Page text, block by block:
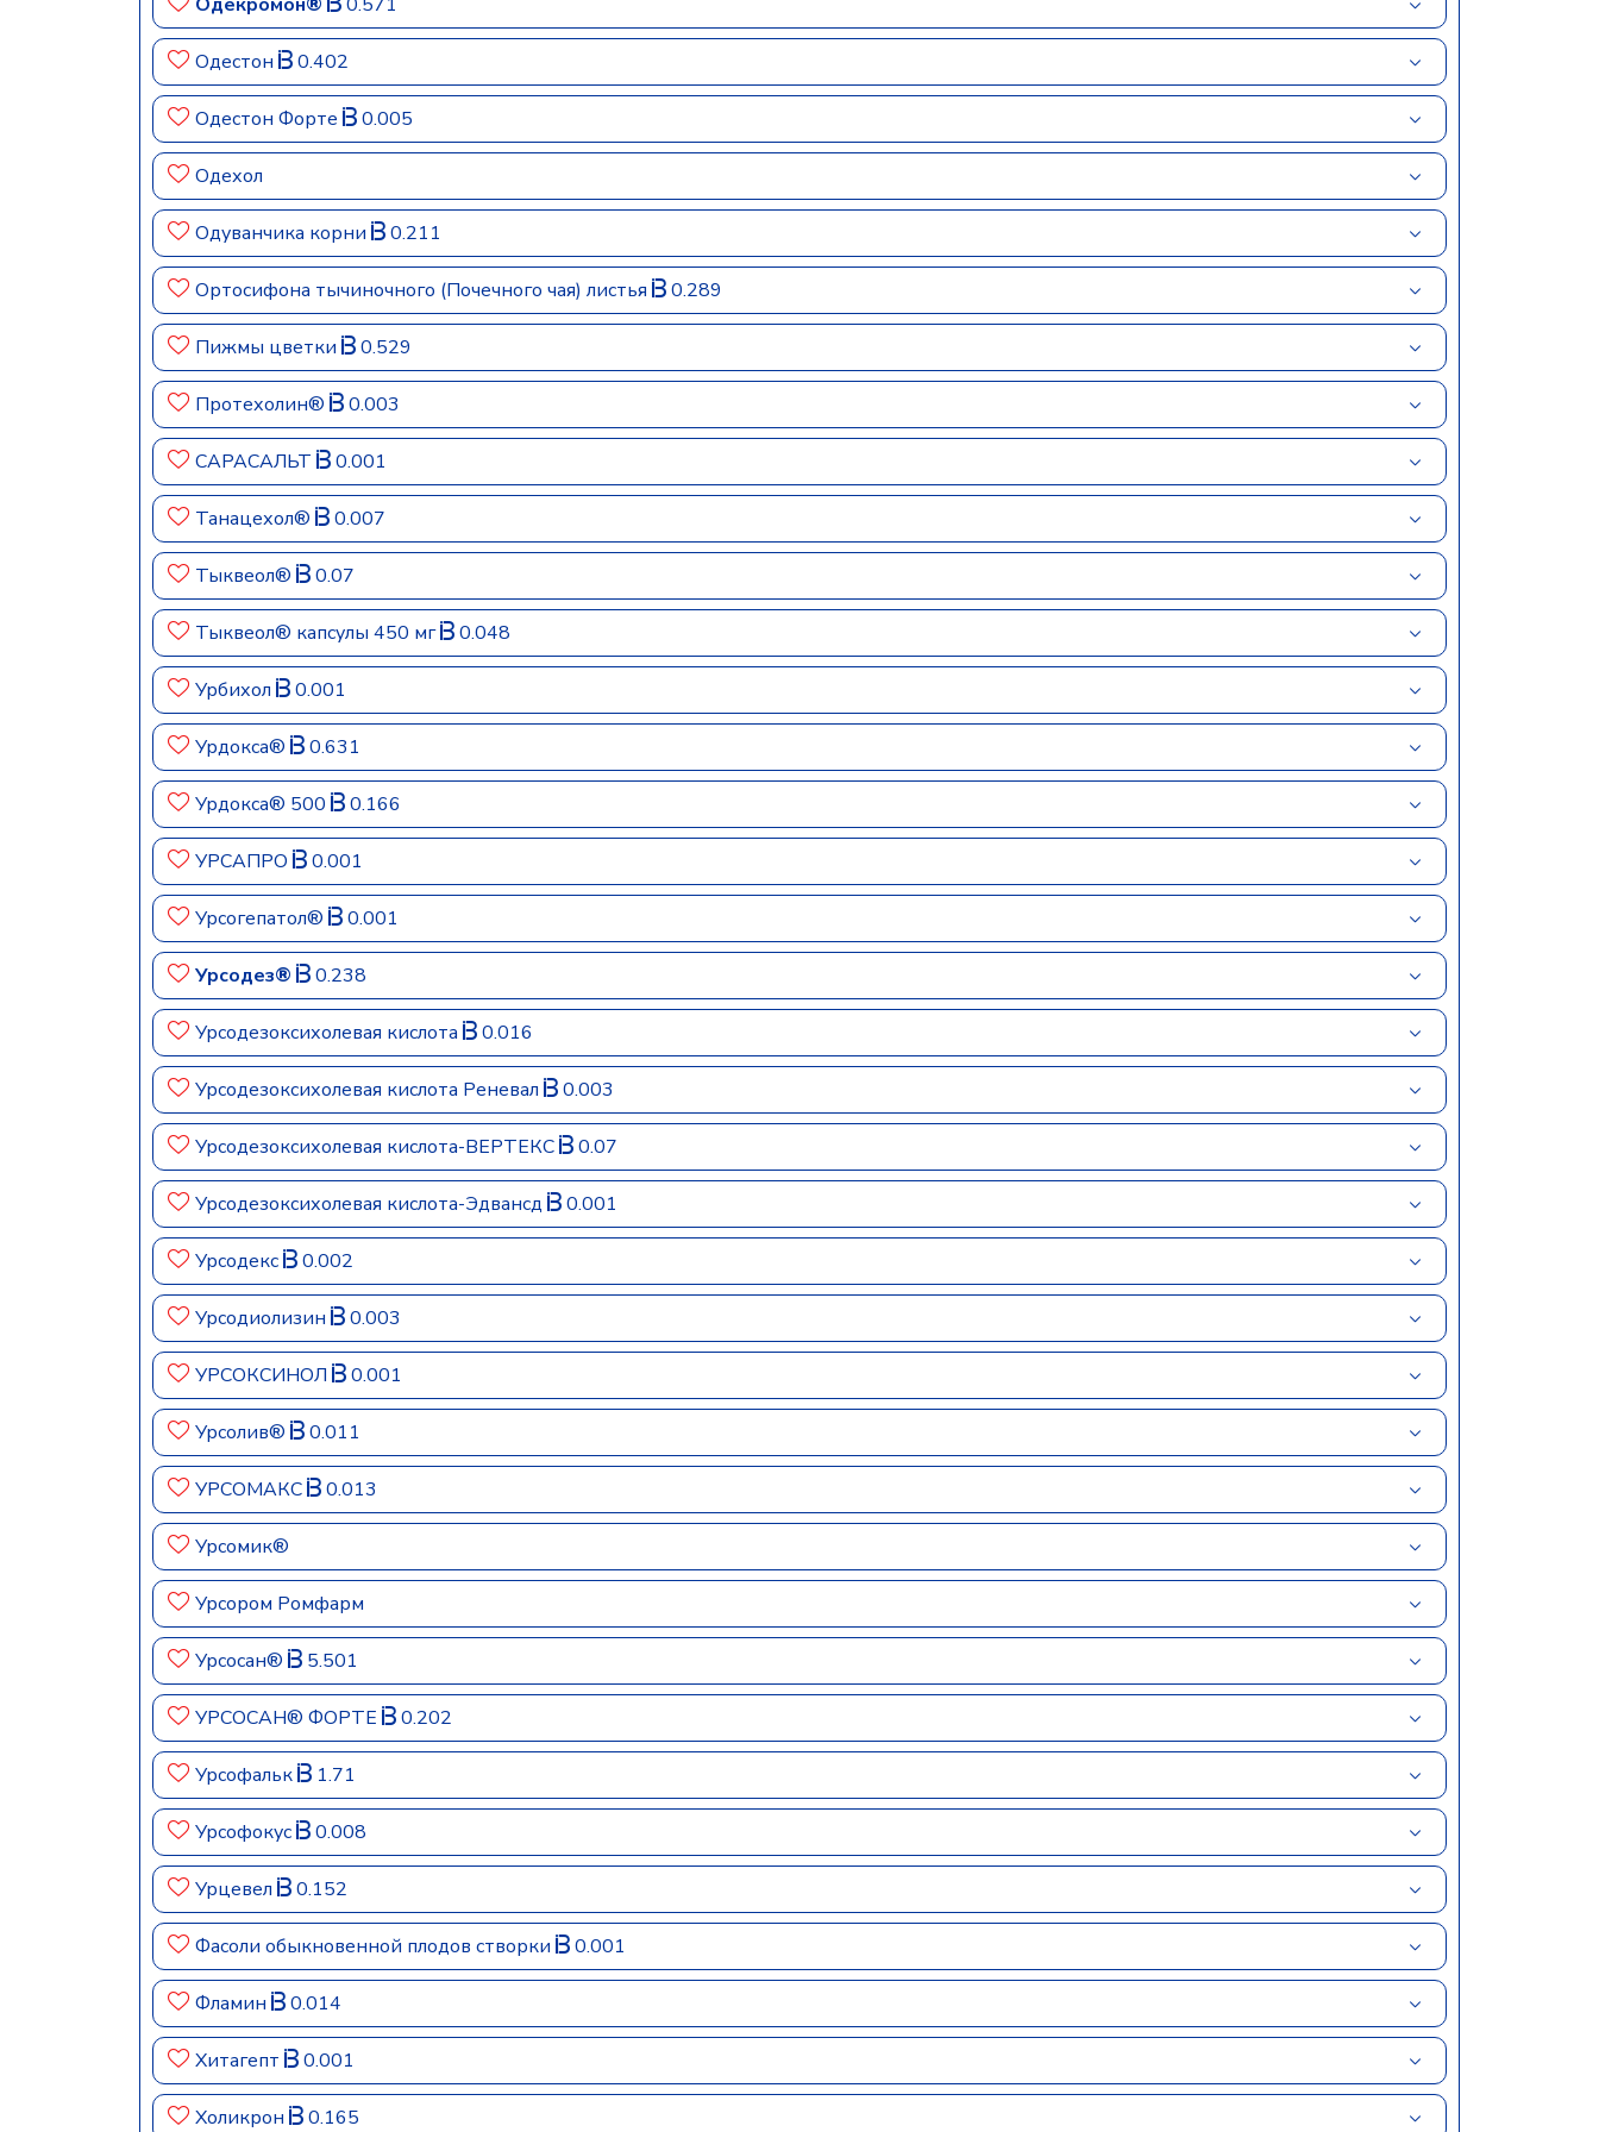
Одестон 0.402
Одестон Форте 0.005
Одехол
Одуванчика корни 0.211
Ортосифона тычиночного (Почечного чая) листья 0.289
Пижмы цветки 0.529
Протехолин® 0.003
САРАСАЛЬТ 0.001
Танацехол® 0.007
Тыквеол® 0.07
Тыквеол® капсулы 450 мг 0.048
Урбихол 0.001
Урдокса® 0.631
Урдокса® 500 0.166
УРСАПРО 0.001
Урсогепатол® 0.001
Урсодез® 0.238
Урсодезоксихолевая кислота 0.016
Урсодезоксихолевая кислота Реневал 0.003
Урсодезоксихолевая кислота-ВЕРТЕКС 0.07
Урсодезоксихолевая кислота-Эдвансд 0.001
Урсодекс 0.002
Урсодиолизин 0.003
УРСОКСИНОЛ 0.001
Урсолив® 0.011
УРСОМАКС 0.013
Урсомик®
Урсором Ромфарм
Урсосан® 5.501
УРСОСАН® ФОРТЕ 0.202
Урсофальк 1.71
Урсофокус 0.008
Урцевел 0.152
Фасоли обыкновенной плодов створки 0.001
Фламин 0.014
Хитагепт 0.001
Холикрон 0.165